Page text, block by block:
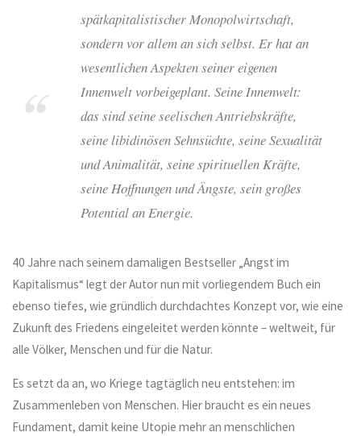
spätkapitalistischer Monopolwirtschaft,
sondern vor allem an sich selbst. Er hat an
wesentlichen Aspekten seiner eigenen
Innenwelt vorbeigeplant. Seine Innenwelt:
das sind seine seelischen Antriebskräfte,
seine libidinösen Sehnsüchte, seine Sexualität
und Animalität, seine spirituellen Kräfte,
seine Hoffnungen und Ängste, sein großes
Potential an Energie.
40 Jahre nach seinem damaligen Bestseller „Angst im
Kapitalismus“ legt der Autor nun mit vorliegendem Buch ein
ebenso tiefes, wie gründlich durchdachtes Konzept vor, wie eine
Zukunft des Friedens eingeleitet werden könnte – weltweit, für
alle Völker, Menschen und für die Natur.
Es setzt da an, wo Kriege tagtäglich neu entstehen: im
Zusammenleben von Menschen. Hier braucht es ein neues
Fundament, damit keine Utopie mehr an menschlichen